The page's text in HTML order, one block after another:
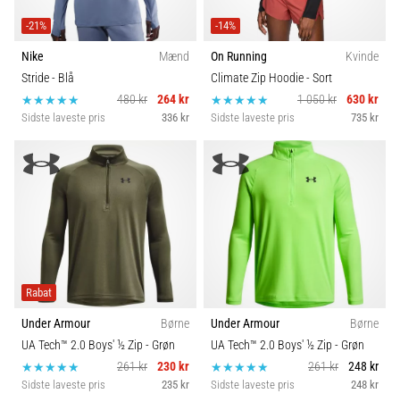
-21%
Nike
Mænd
Stride- Blå
480 kr
264 kr
Sidste laveste pris 336 kr
-14%
On Running
Kvinde
Climate Zip Hoodie- Sort
1 050 kr
630 kr
Sidste laveste pris 735 kr
Rabat
Under Armour
Børne
UA Tech™ 2.0 Boys' ½ Zip - Grøn
261 kr
230 kr
Sidste laveste pris 235 kr
Under Armour
Børne
UA Tech™ 2.0 Boys' ½ Zip - Grøn
261 kr
248 kr
Sidste laveste pris 248 kr